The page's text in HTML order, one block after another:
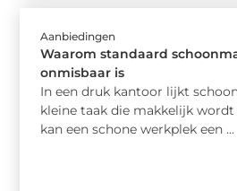
Aanbiedingen
Waarom standaard
onmisbaar is
In een druk kantoor lijkt
kleine taak die makkelijk
kan een schone werkplek een ...